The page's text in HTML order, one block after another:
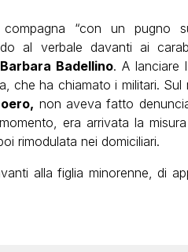
“con un pugno
al verbale davanti ai
Barbara Badellino. A lanciare
che ha chiamato i militari. Sul
non aveva fatto
era arrivata la
rimodulata nei domiciliari.
alla figlia minorenne, di